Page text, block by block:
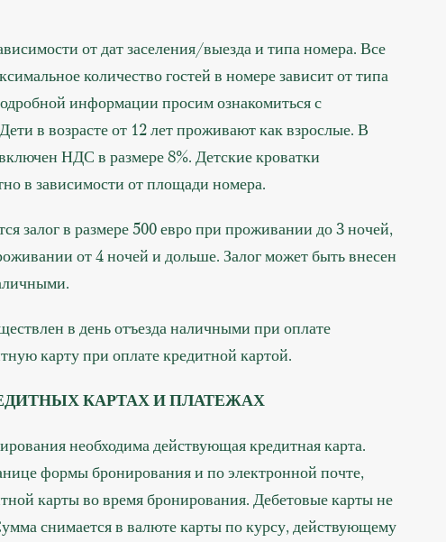
от дат заселения/выезда и типа номера. Все
количество гостей в номере зависит от типа
информации просим ознакомиться с
в возрасте от 12 лет проживают как взрослые. В
НДС в размере 8%. Детские кроватки
в зависимости от площади номера.
залог в размере 500 евро при проживании до 3 ночей,
от 4 ночей и дольше. Залог может быть внесен
в день отъезда наличными при оплате
карту при оплате кредитной картой.
КАРТАХ И ПЛАТЕЖАХ
необходима действующая кредитная карта.
формы бронирования и по электронной почте,
карты во время бронирования. Дебетовые карты не
снимается в валюте карты по курсу, действующему